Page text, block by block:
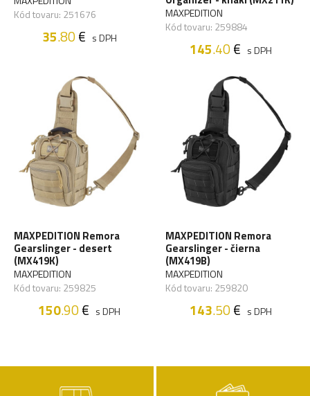
Kód tovaru: 251676
35.80€ s DPH
MAXPEDITION
Kód tovaru: 259884
145.40€ s DPH
MAXPEDITION Remora
Gearslinger - desert
(MX419K)
MAXPEDITION
Kód tovaru: 259825
150.90€ s DPH
MAXPEDITION Remora
Gearslinger - čierna
(MX419B)
MAXPEDITION
Kód tovaru: 259820
143.50€ s DPH